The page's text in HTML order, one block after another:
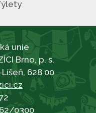
unie
Brno, p. s.
628 00
0300